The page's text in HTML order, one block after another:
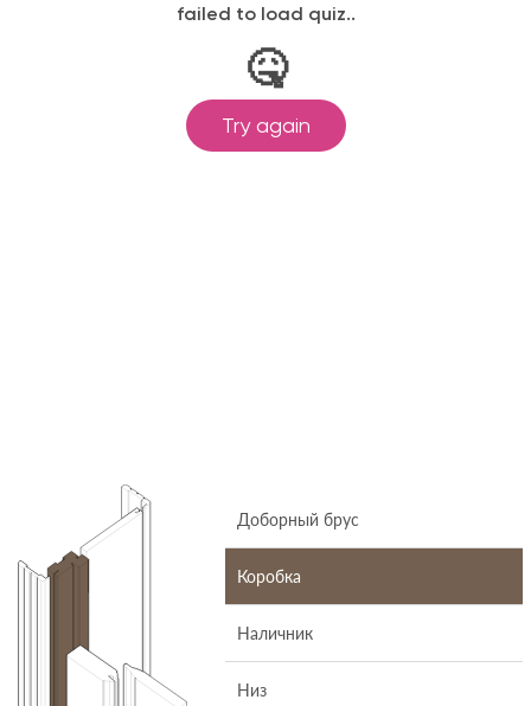
Доборный брус
Коробка
Наличник
Низ